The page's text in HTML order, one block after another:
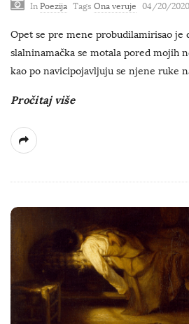
In Poezija Tags Ona veruje 04/20/2020
Opet se pre mene probudilamirisao je
slalninamačka se motala pored mojih
kao po navicipojavljuju se njene ruke
Pročitaj više